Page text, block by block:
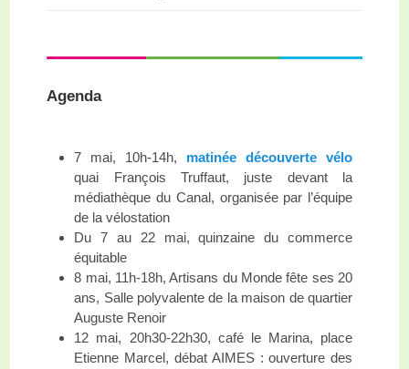
Agenda
7 mai, 10h-14h, matinée découverte vélo
quai François Truffaut, juste devant la
médiathèque du Canal, organisée par l’équipe
de la vélostation
Du 7 au 22 mai, quinzaine du commerce
équitable
8 mai, 11h-18h, Artisans du Monde fête ses 20
ans, Salle polyvalente de la maison de quartier
Auguste Renoir
12 mai, 20h30-22h30, café le Marina, place
Etienne Marcel, débat AIMES : ouverture des